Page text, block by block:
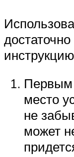
Первым
место
не
может